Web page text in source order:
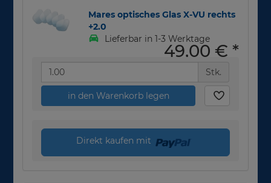
Mares optisches Glas X-VU rechts
+2.0
Lieferbar in 1-3 Werktage
49,00 € *
Stk.
in den Warenkorb legen
Direkt kaufen mit